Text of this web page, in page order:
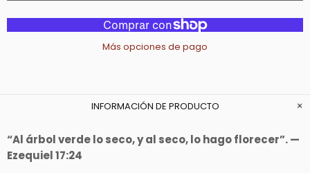
Más opciones de pago
INFORMACIÓN DE PRODUCTO
“Al árbol verde lo seco, y al seco, lo hago florecer”. —
Ezequiel 17:24